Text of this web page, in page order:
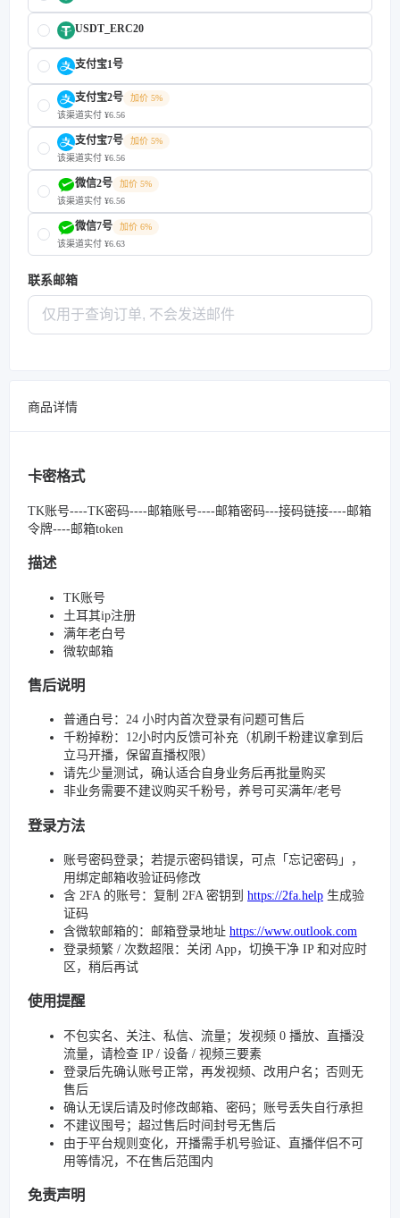
USDT_ERC20
支付宝1号
支付宝2号
加价 5%
该渠道实付 ¥6.56
支付宝7号
加价 5%
该渠道实付 ¥6.56
微信2号
加价 5%
该渠道实付 ¥6.56
微信7号
加价 6%
该渠道实付 ¥6.63
联系邮箱
商品详情
卡密格式
TK账号----TK密码----邮箱账号----邮箱密码---接码链接----邮箱
令牌----邮箱token
描述
TK账号
土耳其ip注册
满年老白号
微软邮箱
售后说明
普通白号：24 小时内首次登录有问题可售后
千粉掉粉：12小时内反馈可补充（机刷千粉建议拿到后
立马开播，保留直播权限）
请先少量测试，确认适合自身业务后再批量购买
非业务需要不建议购买千粉号，养号可买满年/老号
登录方法
账号密码登录；若提示密码错误，可点「忘记密码」，
用绑定邮箱收验证码修改
含 2FA 的账号：复制 2FA 密钥到 https://2fa.help 生成验
证码
含微软邮箱的：邮箱登录地址 https://www.outlook.com
登录频繁 / 次数超限：关闭 App，切换干净 IP 和对应时
区，稍后再试
使用提醒
不包实名、关注、私信、流量；发视频 0 播放、直播没
流量，请检查 IP / 设备 / 视频三要素
登录后先确认账号正常，再发视频、改用户名；否则无
售后
确认无误后请及时修改邮箱、密码；账号丢失自行承担
不建议囤号；超过售后时间封号无售后
由于平台规则变化，开播需手机号验证、直播伴侣不可
用等情况，不在售后范围内
免责声明